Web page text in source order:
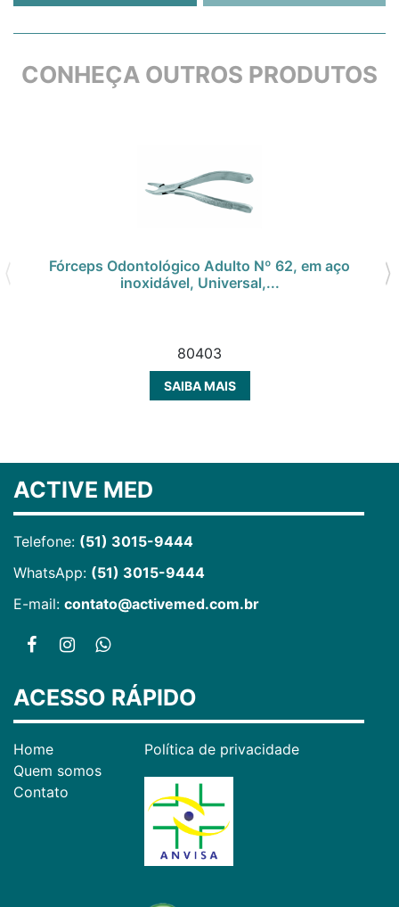
CONHEÇA OUTROS PRODUTOS
Fórceps Odontológico Adulto Nº 62, em aço
inoxidável, Universal,...
80403
SAIBA MAIS
ACTIVE MED
Telefone: (51) 3015-9444
WhatsApp: (51) 3015-9444
E-mail: contato@activemed.com.br
ACESSO RÁPIDO
Home
Quem somos
Contato
Política de privacidade